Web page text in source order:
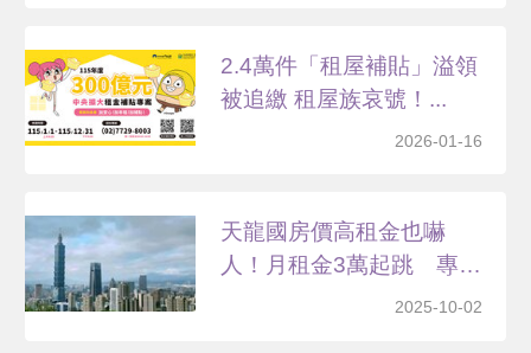
2.4萬件「租屋補貼」溢領
被追繳 租屋族哀號！...
2026-01-16
天龍國房價高租金也嚇
人！月租金3萬起跳 專家
2025-10-02